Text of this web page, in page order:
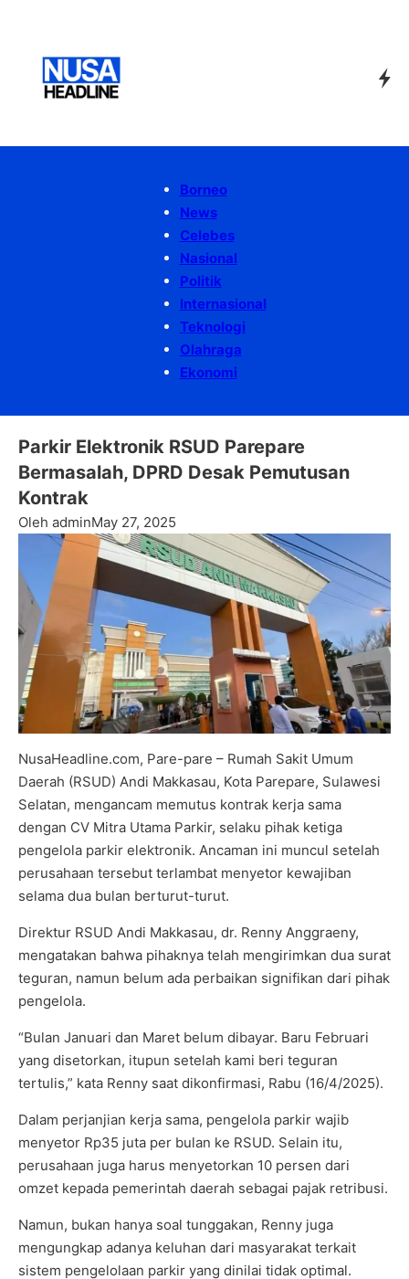
Borneo
News
Celebes
Nasional
Politik
Internasional
Teknologi
Olahraga
Ekonomi
Parkir Elektronik RSUD Parepare
Bermasalah, DPRD Desak Pemutusan
Kontrak
Oleh adminMay 27, 2025
NusaHeadline.com, Pare-pare – Rumah Sakit Umum
Daerah (RSUD) Andi Makkasau, Kota Parepare, Sulawesi
Selatan, mengancam memutus kontrak kerja sama
dengan CV Mitra Utama Parkir, selaku pihak ketiga
pengelola parkir elektronik. Ancaman ini muncul setelah
perusahaan tersebut terlambat menyetor kewajiban
selama dua bulan berturut-turut.
Direktur RSUD Andi Makkasau, dr. Renny Anggraeny,
mengatakan bahwa pihaknya telah mengirimkan dua surat
teguran, namun belum ada perbaikan signifikan dari pihak
pengelola.
“Bulan Januari dan Maret belum dibayar. Baru Februari
yang disetorkan, itupun setelah kami beri teguran
tertulis,” kata Renny saat dikonfirmasi, Rabu (16/4/2025).
Dalam perjanjian kerja sama, pengelola parkir wajib
menyetor Rp35 juta per bulan ke RSUD. Selain itu,
perusahaan juga harus menyetorkan 10 persen dari
omzet kepada pemerintah daerah sebagai pajak retribusi.
Namun, bukan hanya soal tunggakan, Renny juga
mengungkap adanya keluhan dari masyarakat terkait
sistem pengelolaan parkir yang dinilai tidak optimal.